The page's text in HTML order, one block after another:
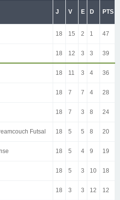
J V E D PTS
18 15 2 1 47
18 12 3 3 39
18 11 3 4 36
18 7 7 4 28
18 7 3 8 24
Futsal 18 5 5 8 20
18 5 4 9 19
18 5 3 10 18
18 3 3 12 12